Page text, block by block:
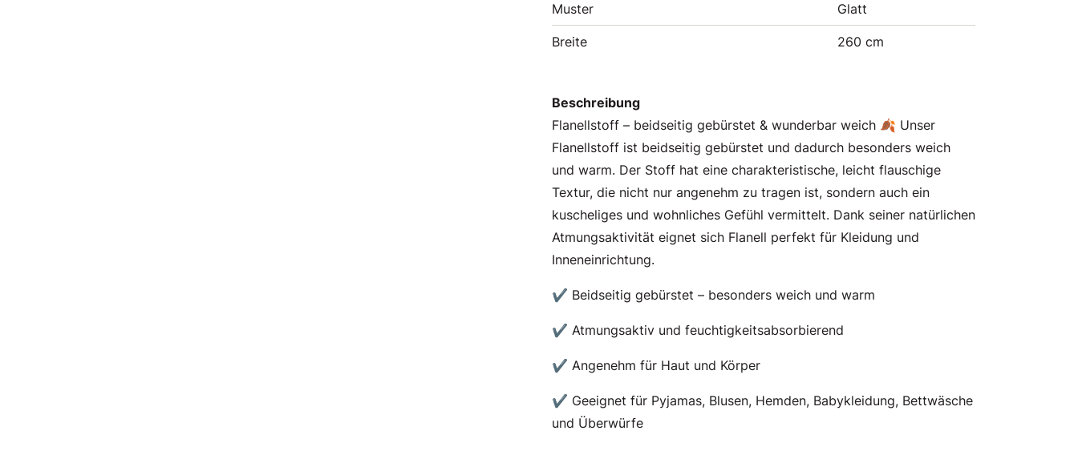
Muster Glatt
Breite 260 cm
Beschreibung
Flanellstoff – beidseitig gebürstet & wunderbar weich 🍂 Unser
Flanellstoff ist beidseitig gebürstet und dadurch besonders weich
und warm. Der Stoff hat eine charakteristische, leicht flauschige
Textur, die nicht nur angenehm zu tragen ist, sondern auch ein
kuscheliges und wohnliches Gefühl vermittelt. Dank seiner natürlichen
Atmungsaktivität eignet sich Flanell perfekt für Kleidung und
Inneneinrichtung.
✔ Beidseitig gebürstet – besonders weich und warm
✔ Atmungsaktiv und feuchtigkeitsabsorbierend
✔ Angenehm für Haut und Körper
✔ Geeignet für Pyjamas, Blusen, Hemden, Babykleidung, Bettwäsche
und Überwürfe